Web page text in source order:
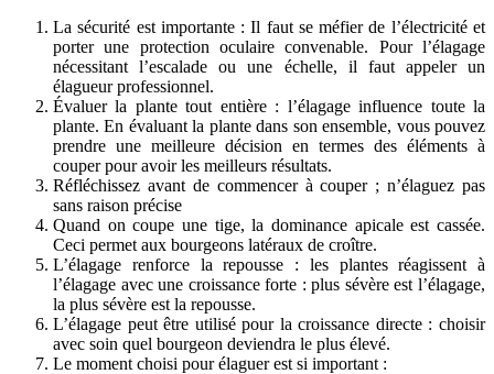
La sécurité est importante : Il faut se méfier de l’électricité et
porter une protection oculaire convenable. Pour l’élagage
nécessitant l’escalade ou une échelle, il faut appeler un
élagueur professionnel.
Évaluer la plante tout entière : l’élagage influence toute la
plante. En évaluant la plante dans son ensemble, vous pouvez
prendre une meilleure décision en termes des éléments à
couper pour avoir les meilleurs résultats.
Réfléchissez avant de commencer à couper ; n’élaguez pas
sans raison précise
Quand on coupe une tige, la dominance apicale est cassée.
Ceci permet aux bourgeons latéraux de croître.
L’élagage renforce la repousse : les plantes réagissent à
l’élagage avec une croissance forte : plus sévère est l’élagage,
la plus sévère est la repousse.
L’élagage peut être utilisé pour la croissance directe : choisir
avec soin quel bourgeon deviendra le plus élevé.
Le moment choisi pour élaguer est si important :